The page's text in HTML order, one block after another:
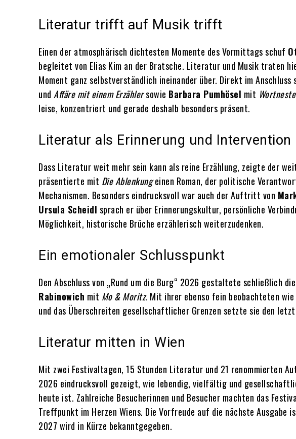
Literatur trifft auf Musik trifft
Einen der atmosphärisch dichtesten Momente des Vormittags schuf
begleitet von Elias Kim an der Bratsche. Literatur und Musik traten
Moment ganz selbstverständlich ineinander über. Direkt im
und Affäre mit einem Erzählersowie Barbara Pumhösel mit
leise, konzentriert und gerade deshalb besonders präsent.
Literatur als Erinnerung und Intervention
Dass Literatur weit mehr sein kann als reine Erzählung, zeigte der
präsentierte mit Die Ablenkungeinen Roman, der politische
Mechanismen. Besonders eindrucksvoll war auch der Auftritt von
Ursula Scheidl sprach er über Erinnerungskultur, persönliche
Möglichkeit, historische Brüche erzählerisch weiterzudenken.
Ein emotionaler Schlusspunkt
Den Abschluss von „Rund um die Burg“ 2026 gestaltete schließlich
Rabinowich mit Mo & Moritz. Mit ihrer ebenso fein beobachteten
und das Überschreiten gesellschaftlicher Grenzen setzte sie den
Literatur mitten in Wien
Mit zwei Festivaltagen, 15 Stunden Literatur und 21 renommierten
2026 eindrucksvoll gezeigt, wie lebendig, vielfältig und
heute ist. Zahlreiche Besucherinnen und Besucher machten das
Treffpunkt im Herzen Wiens. Die Vorfreude auf die nächste Ausgabe
2027 wird in Kürze bekanntgegeben.